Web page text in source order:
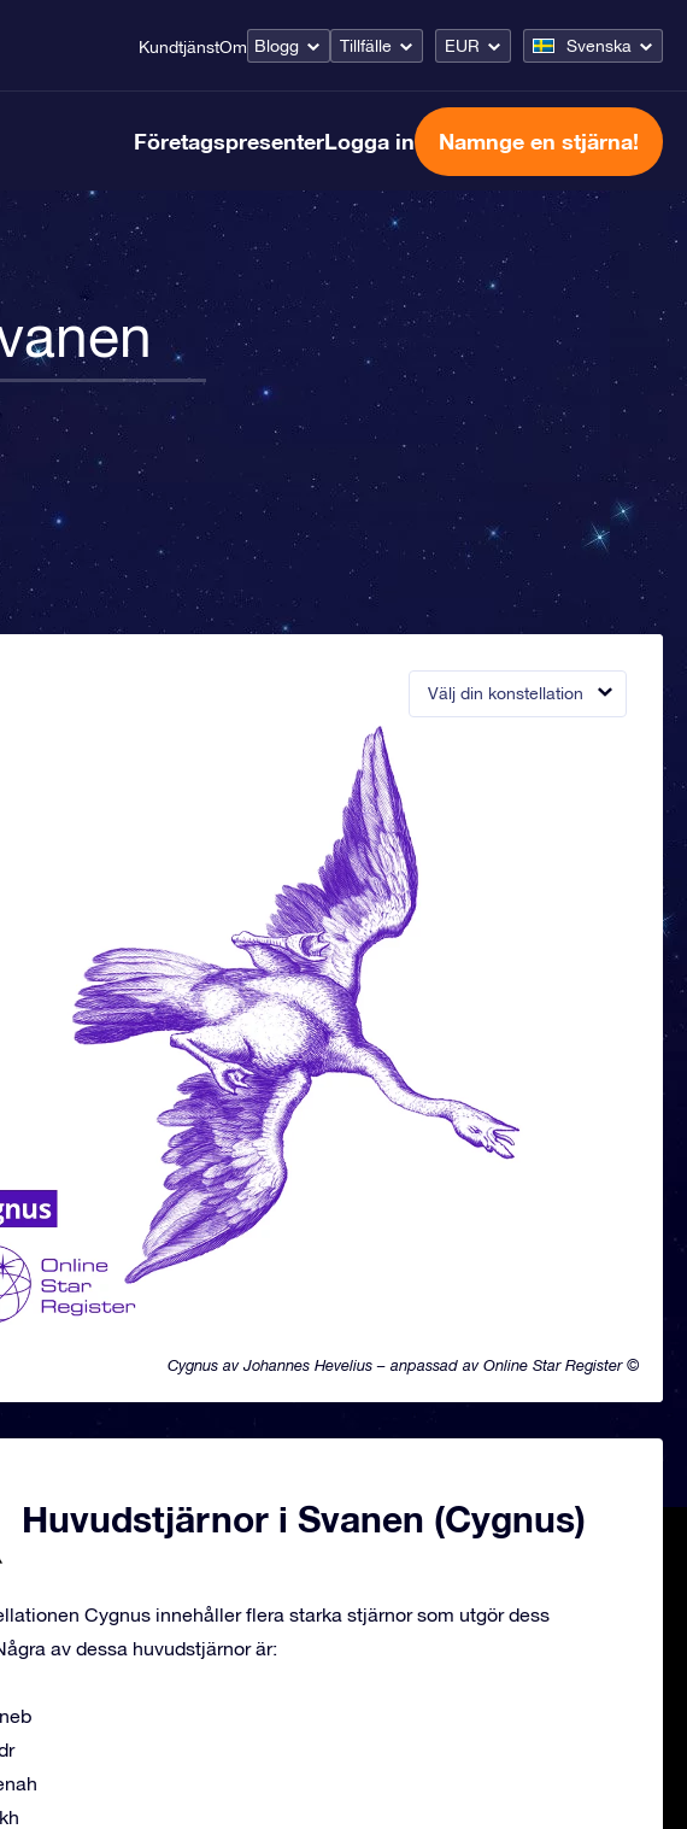
KundtjänstOm Blogg Tillfälle EUR Svenska
FöretagspresenterLogga in Namnge en stjärna!
Välj din konstellation
Cygnus av Johannes Hevelius – anpassad av Online Star Register ©
Huvudstjärnor i Svanen (Cygnus)
Cygnus innehåller flera starka stjärnor som utgör dess
av dessa huvudstjärnor är: